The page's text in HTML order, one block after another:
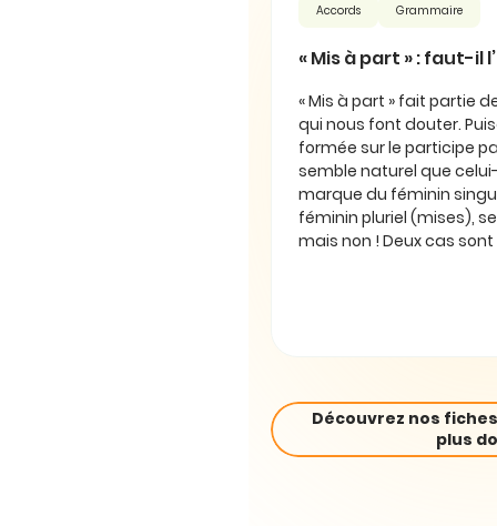
Accords Grammaire
« Mis à part » : faut-il
« Mis à part » fait partie
qui nous font douter.
formée sur le participe
semble naturel que
marque du féminin
féminin pluriel (mises),
mais non ! Deux cas
Découvrez nos
plus